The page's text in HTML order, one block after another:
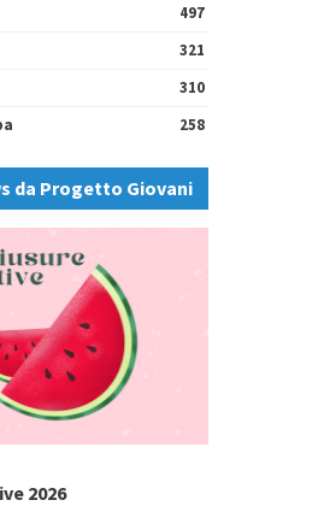
497
321
310
258
da Progetto Giovani
2026